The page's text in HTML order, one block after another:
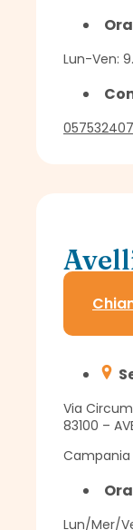
Lun-Ven:
Via
83100 –
Campania
Lun/Mer/